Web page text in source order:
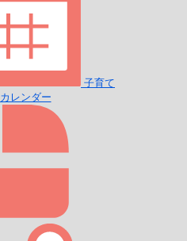
子育て
カレンダー